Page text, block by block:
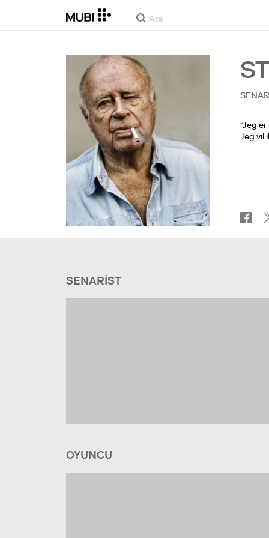
“Jeg
Jeg vil
SENARIST
OYUNCU